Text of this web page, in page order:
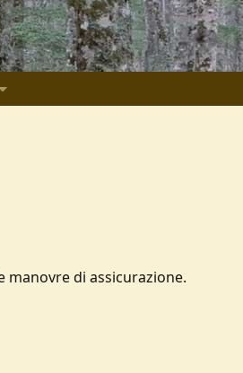
di assicurazione.